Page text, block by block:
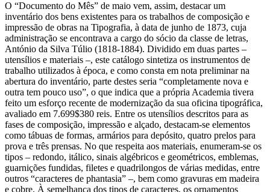
O “Documento do Mês” de maio vem, assim, destacar um
inventário dos bens existentes para os trabalhos de composição e
impressão de obras na Tipografia, à data de junho de 1873, cuja
administração se encontrava a cargo do sócio da classe de letras,
António da Silva Túlio (1818-1884). Dividido em duas partes –
utensílios e materiais –, este catálogo sintetiza os instrumentos de
trabalho utilizados à época, e como consta em nota preliminar na
abertura do inventário, parte destes seria “completamente nova e
outra tem pouco uso”, o que indica que a própria Academia tivera
feito um esforço recente de modernização da sua oficina tipográfica,
avaliado em 7.699$380 reis. Entre os utensílios descritos para as
fases de composição, impressão e alçado, destacam-se elementos
como tábuas de formas, armários para depósito, quatro prelos para
prova e três prensas. No que respeita aos materiais, enumeram-se os
tipos – redondo, itálico, sinais algébricos e geométricos, emblemas,
guarnições fundidas, filetes e quadrilongos de várias medidas, entre
outros “caracteres de phantasia” –, bem como gravuras em madeira
e cobre. À semelhança dos tipos de caracteres, os ornamentos